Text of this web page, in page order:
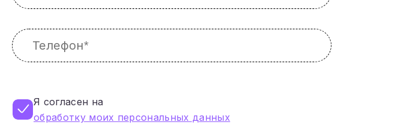
Я согласен на
обработку моих персональных данных